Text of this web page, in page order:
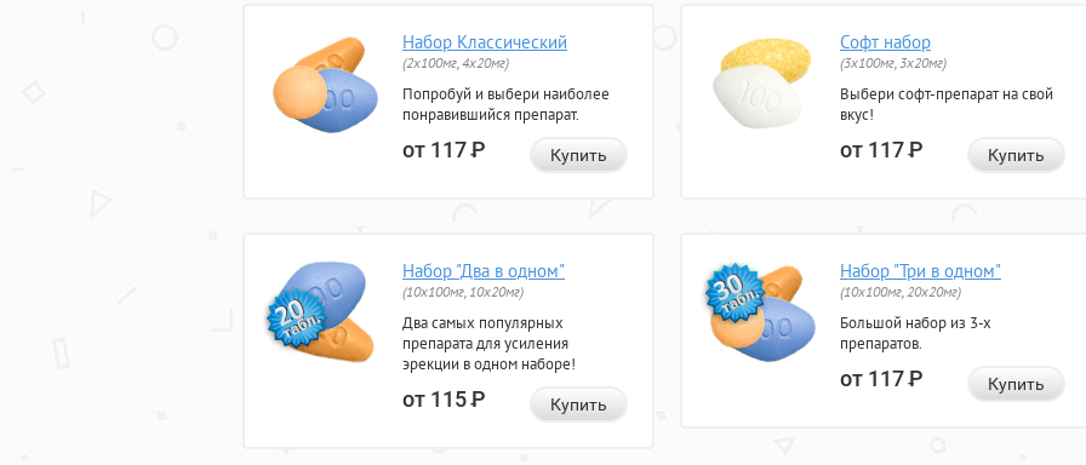
Набор Классический
(2x100мг, 4x20мг)
Попробуй и выбери наиболее
понравившийся препарат.
от 117Р Купить
Софт набор
(3x100мг, 3x20мг)
Выбери софт-препарат на свой
вкус!
от 117Р Купить
Набор "Два в одном"
(10x100мг, 10x20мг)
Два самых популярных
препарата для усиления
эрекции в одном наборе!
от 115Р Купить
Набор "Три в одном"
(10x100мг, 20x20мг)
Большой набор из 3-х
препаратов.
от 117Р Купить